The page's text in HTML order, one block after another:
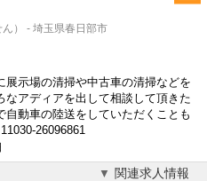
ん） - 埼玉県春日部市
示場の清掃や中古車の清掃などを
アディアを出して相談して頂きた
動車の陸送をしていただくことも
26096861
関連求人情報